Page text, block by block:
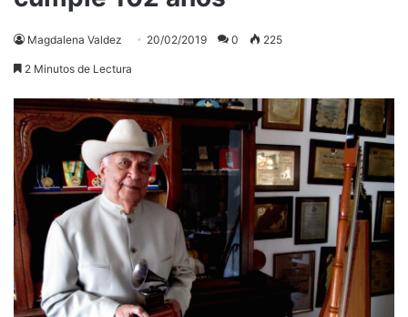
Magdalena Valdez 20/02/2019 0 225
2 Minutos de Lectura